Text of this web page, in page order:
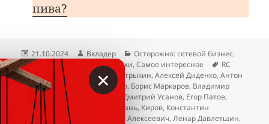
пива?
Опубликовано
21.10.2024 Автор
Вкладер Рубрики
Осторожно: сетевой бизнес,
Отзывы
Пирамиды и признаки,Самое интересное Метки
RC
Group отзывы
Александр Бастрыкин,Алексей Диденко,Антон
Чесноков
Богдан Францишко, Борис Маркаров, Владимир
Васенин
Дмитрий Лазаров Дмитрий Усанов, Егор Патов,
Елена Мищенко
Казань, Киров, Константин
Лошковец
Лазаров Дмитрий Алексеевич,Ленар Давлетшин,
×